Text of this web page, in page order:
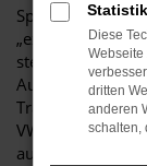
Sprachlich ließe
„exzellent“ noch
steht, dass ein
Ausstattung
Traumwagen
VW bereits seit
auf unsere
Diese
Webseite
dritten
anderen
schalten,